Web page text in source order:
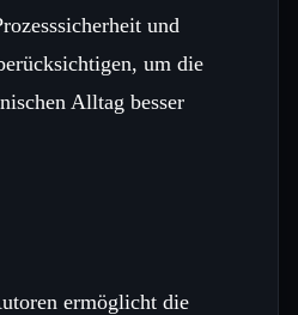
und
um die
Alltag besser
ermöglicht die